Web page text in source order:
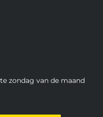
zondag van de maand